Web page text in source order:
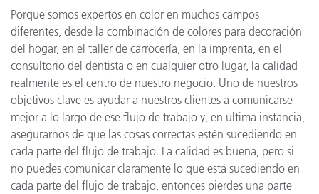
Porque somos expertos en color en muchos campos
diferentes, desde la combinación de colores para decoración
del hogar, en el taller de carrocería, en la imprenta, en el
consultorio del dentista o en cualquier otro lugar, la calidad
realmente es el centro de nuestro negocio. Uno de nuestros
objetivos clave es ayudar a nuestros clientes a comunicarse
mejor a lo largo de ese flujo de trabajo y, en última instancia,
asegurarnos de que las cosas correctas estén sucediendo en
cada parte del flujo de trabajo. La calidad es buena, pero si
no puedes comunicar claramente lo que está sucediendo en
cada parte del flujo de trabajo, entonces pierdes una parte